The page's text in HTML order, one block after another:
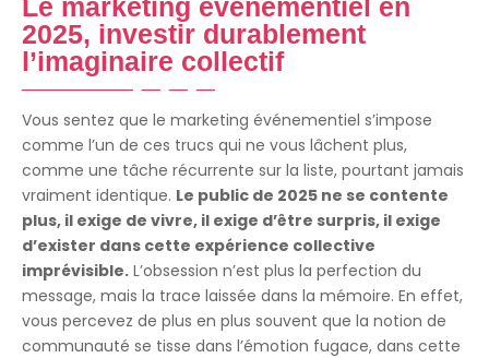
Le marketing événementiel en
2025, investir durablement
l’imaginaire collectif
Vous sentez que le marketing événementiel s’impose
comme l’un de ces trucs qui ne vous lâchent plus,
comme une tâche récurrente sur la liste, pourtant jamais
vraiment identique. Le public de 2025 ne se contente
plus, il exige de vivre, il exige d’être surpris, il exige
d’exister dans cette expérience collective
imprévisible. L’obsession n’est plus la perfection du
message, mais la trace laissée dans la mémoire. En effet,
vous percevez de plus en plus souvent que la notion de
communauté se tisse dans l’émotion fugace, dans cette